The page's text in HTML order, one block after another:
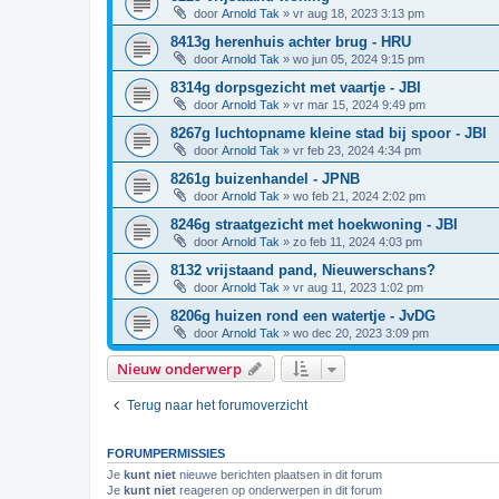
door Arnold Tak » vr aug 18, 2023 3:13 pm
8413g herenhuis achter brug - HRU
door Arnold Tak » wo jun 05, 2024 9:15 pm
8314g dorpsgezicht met vaartje - JBI
door Arnold Tak » vr mar 15, 2024 9:49 pm
8267g luchtopname kleine stad bij spoor - JBI
door Arnold Tak » vr feb 23, 2024 4:34 pm
8261g buizenhandel - JPNB
door Arnold Tak » wo feb 21, 2024 2:02 pm
8246g straatgezicht met hoekwoning - JBI
door Arnold Tak » zo feb 11, 2024 4:03 pm
8132 vrijstaand pand, Nieuwerschans?
door Arnold Tak » vr aug 11, 2023 1:02 pm
8206g huizen rond een watertje - JvDG
door Arnold Tak » wo dec 20, 2023 3:09 pm
Nieuw onderwerp
Terug naar het forumoverzicht
FORUMPERMISSIES
Je kunt niet nieuwe berichten plaatsen in dit forum
Je kunt niet reageren op onderwerpen in dit forum